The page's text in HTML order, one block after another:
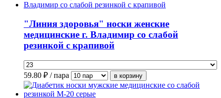
"Линия здоровья" носки женские
медицинские г. Владимир со слабой
резинкой с крапивой
59.80 ₽ / пара